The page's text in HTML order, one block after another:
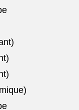
de 7
pour 1re